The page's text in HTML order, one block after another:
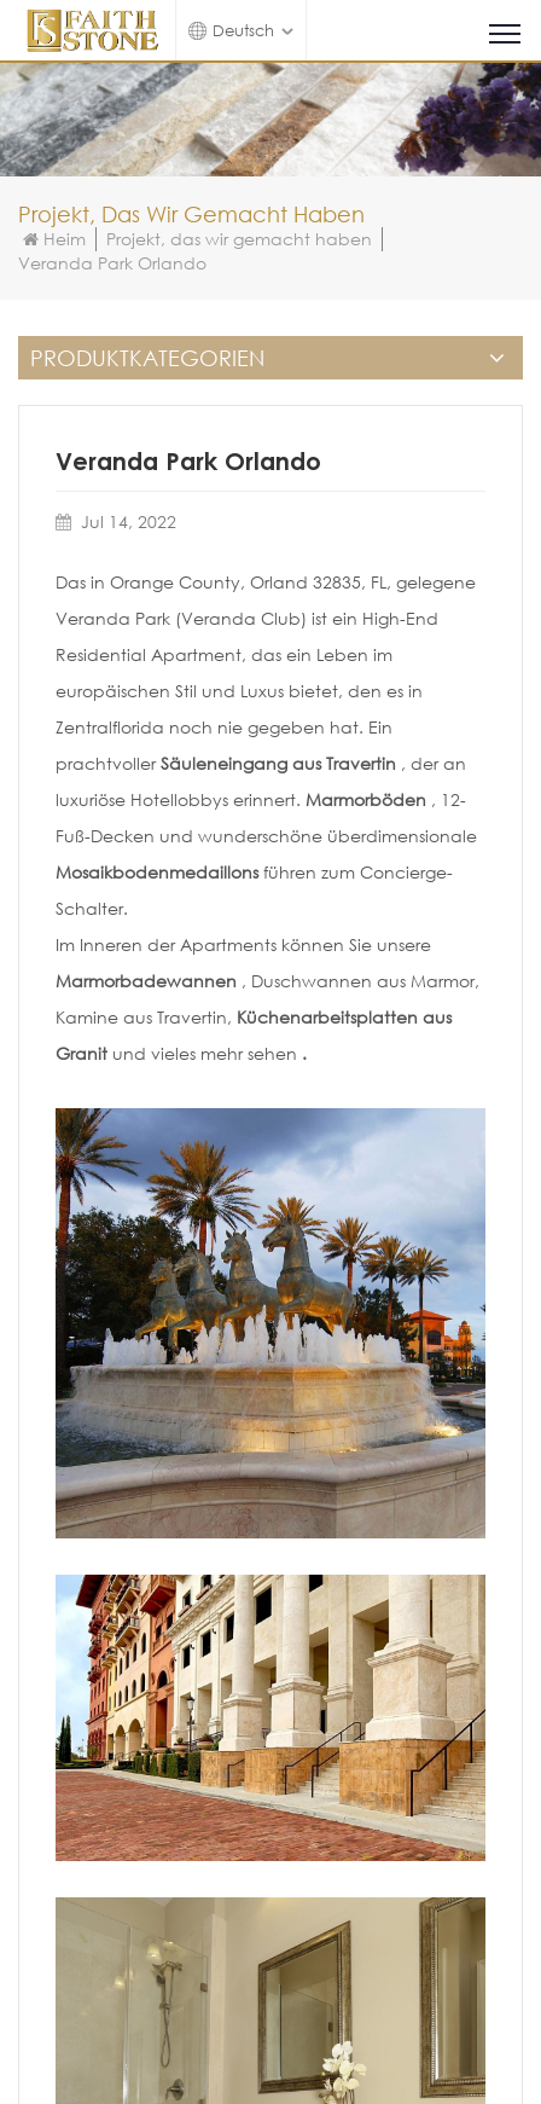
Deutsch
Projekt, Das Wir Gemacht Haben
Heim
Projekt, das wir gemacht haben
Veranda Park Orlando
PRODUKTKATEGORIEN
Veranda Park Orlando
Jul 14, 2022
Das in Orange County, Orland 32835, FL, gelegene
Veranda Park (Veranda Club) ist ein High-End
Residential Apartment, das ein Leben im
europäischen Stil und Luxus bietet, den es in
Zentralflorida noch nie gegeben hat. Ein
prachtvollerSäuleneingang aus Travertin , der an
luxuriöse Hotellobbys erinnert. Marmorböden , 12-
Fuß-Decken und wunderschöne überdimensionale
Mosaikbodenmedaillonsführen zum Concierge-
Schalter.
Im Inneren der Apartments können Sie unsere
Marmorbadewannen , Duschwannen aus Marmor,
Kamine aus Travertin, Küchenarbeitsplatten aus
Granit und vieles mehr sehen .